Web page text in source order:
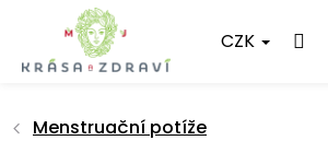
obsah
CZK
Menstruační potíže